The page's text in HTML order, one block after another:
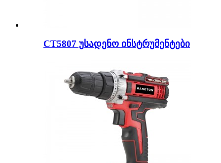
CT5807 უსადენო ინსტრუმენტები